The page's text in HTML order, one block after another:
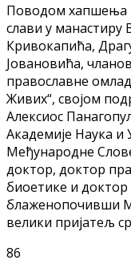
Поводом хапшења
слави у манастиру
Кривокапића,
Јовановића,
православне
Живих“, својом
Алексиос
Академије Наука и
Међународне
доктор, доктор
биоетике и доктор
блаженопочивши
велики пријатељ
86